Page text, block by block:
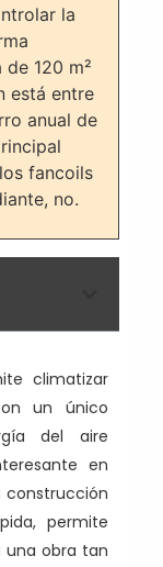
la
120 m²
está entre
anual de
fancoils
no.
climatizar
un único
del aire
en
construcción
permite
una obra tan